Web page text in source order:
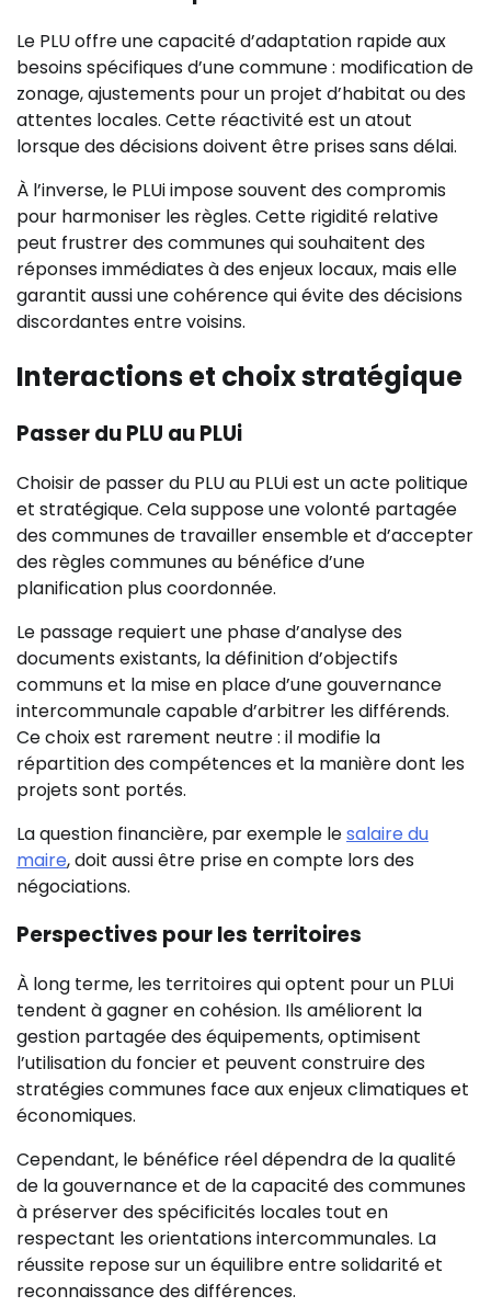
Le PLU offre une capacité d’adaptation rapide aux
besoins spécifiques d’une commune : modification de
zonage, ajustements pour un projet d’habitat ou des
attentes locales. Cette réactivité est un atout
lorsque des décisions doivent être prises sans délai.
À l’inverse, le PLUi impose souvent des compromis
pour harmoniser les règles. Cette rigidité relative
peut frustrer des communes qui souhaitent des
réponses immédiates à des enjeux locaux, mais elle
garantit aussi une cohérence qui évite des décisions
discordantes entre voisins.
Interactions et choix stratégique
Passer du PLU au PLUi
Choisir de passer du PLU au PLUi est un acte politique
et stratégique. Cela suppose une volonté partagée
des communes de travailler ensemble et d’accepter
des règles communes au bénéfice d’une
planification plus coordonnée.
Le passage requiert une phase d’analyse des
documents existants, la définition d’objectifs
communs et la mise en place d’une gouvernance
intercommunale capable d’arbitrer les différends.
Ce choix est rarement neutre : il modifie la
répartition des compétences et la manière dont les
projets sont portés.
La question financière, par exemple lesalaire du
maire, doit aussi être prise en compte lors des
négociations.
Perspectives pour les territoires
À long terme, les territoires qui optent pour un PLUi
tendent à gagner en cohésion. Ils améliorent la
gestion partagée des équipements, optimisent
l’utilisation du foncier et peuvent construire des
stratégies communes face aux enjeux climatiques et
économiques.
Cependant, le bénéfice réel dépendra de la qualité
de la gouvernance et de la capacité des communes
à préserver des spécificités locales tout en
respectant les orientations intercommunales. La
réussite repose sur un équilibre entre solidarité et
reconnaissance des différences.